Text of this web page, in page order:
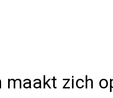
maakt zich